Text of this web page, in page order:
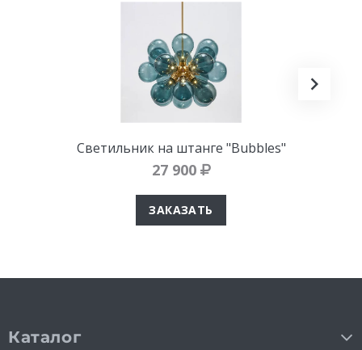
Светильник на штанге "Bubbles"
27 900
ЗАКАЗАТЬ
Каталог